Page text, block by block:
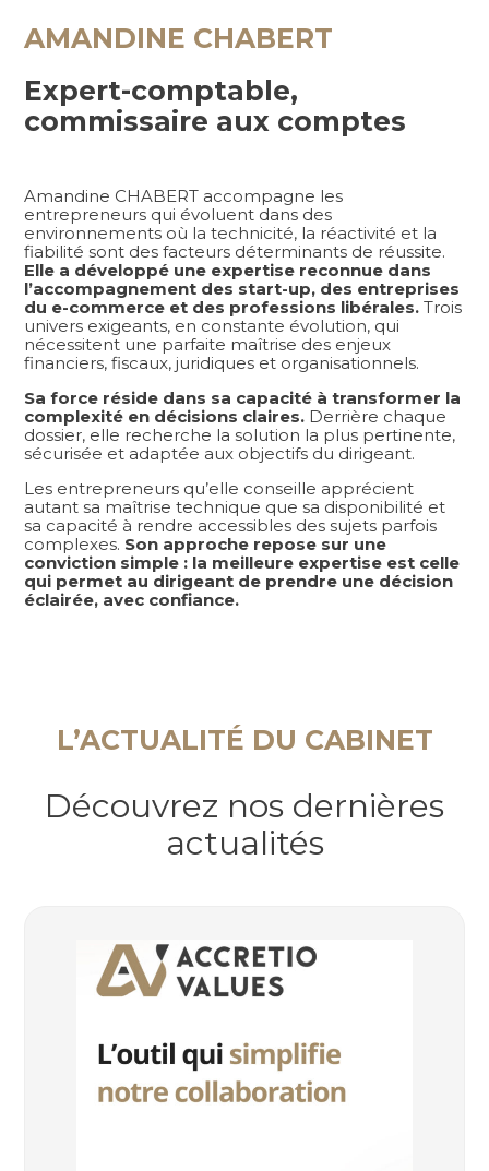
AMANDINE CHABERT
Expert-comptable,
commissaire aux comptes
Amandine CHABERT accompagne les
entrepreneurs qui évoluent dans des
environnements où la technicité, la réactivité et la
fiabilité sont des facteurs déterminants de réussite.
Elle a développé une expertise reconnue dans
l’accompagnement des start-up, des entreprises
du e-commerce et des professions libérales. Trois
univers exigeants, en constante évolution, qui
nécessitent une parfaite maîtrise des enjeux
financiers, fiscaux, juridiques et organisationnels.
Sa force réside dans sa capacité à transformer la
complexité en décisions claires. Derrière chaque
dossier, elle recherche la solution la plus pertinente,
sécurisée et adaptée aux objectifs du dirigeant.
Les entrepreneurs qu’elle conseille apprécient
autant sa maîtrise technique que sa disponibilité et
sa capacité à rendre accessibles des sujets parfois
complexes. Son approche repose sur une
conviction simple : la meilleure expertise est celle
qui permet au dirigeant de prendre une décision
éclairée, avec confiance.
L’ACTUALITÉ DU CABINET
Découvrez nos dernières
actualités